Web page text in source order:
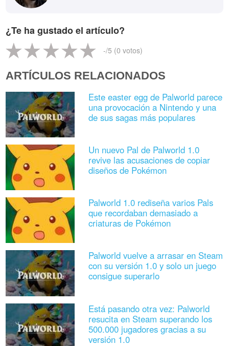
¿Te ha gustado el artículo?
-/5 (0 votos)
ARTÍCULOS RELACIONADOS
Este easter egg de Palworld parece
una provocación a Nintendo y una
de sus sagas más populares
Un nuevo Pal de Palworld 1.0
revive las acusaciones de copiar
diseños de Pokémon
Palworld 1.0 rediseña varios Pals
que recordaban demasiado a
criaturas de Pokémon
Palworld vuelve a arrasar en Steam
con su versión 1.0 y solo un juego
consigue superarlo
Está pasando otra vez: Palworld
resucita en Steam superando los
500.000 jugadores gracias a su
versión 1.0